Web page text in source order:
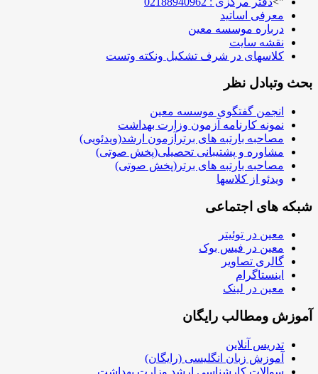
معرفی اساتید
درباره موسسه معین
نقشه سایت
کلاسهای در شرف تشکیل ونکته وتست
بحث وتبادل نظر
انجمن گفتگوی موسسه معین
نمونه کارنامه آزمون وزارت بهداشت
مصاحبه بارتبه های برترآزمون ارشد(ویدئویی)
مشاوره و پشتیبانی تحصیلی(پخش صوتی)
مصاحبه بارتبه های برتر(پخش صوتی)
ویدئو از کلاسها
شبکه های اجتماعی
معین در توئیتر
معین در فیس بوک
گالری تصاویر
اینستاگرام
معین در لینک
آموزش ومطالب رایگان
تدریس آنلاین
آموزش زبان انگلیسی (رایگان)
سوالات کارشناسی ارشد وزارت بهداشت